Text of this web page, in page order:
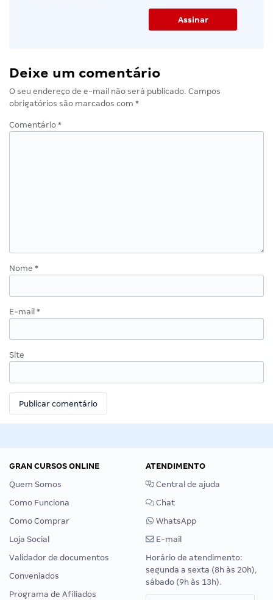
Deixe um comentário
O seu endereço de e-mail não será publicado. Campos
obrigatórios são marcados com *
Comentário *
Nome *
E-mail *
Site
GRAN CURSOS ONLINE
Quem Somos
Como Funciona
Como Comprar
Loja Social
Validador de documentos
Conveniados
Programa de Afiliados
ATENDIMENTO
Central de ajuda
Chat
WhatsApp
E-mail
Horário de atendimento:
segunda a sexta (8h às 20h),
sábado (9h às 13h).